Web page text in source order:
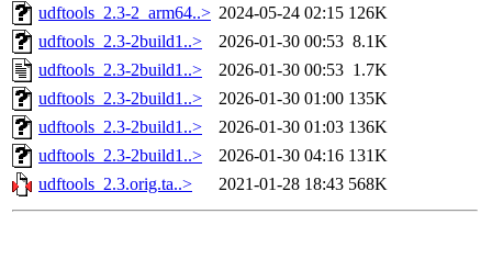
udftools_2.3-2_arm64..> 2024-05-24 02:15 126K
udftools_2.3-2build1..>
2026-01-30 00:53 8.1K
udftools_2.3-2build1..>
2026-01-30 00:53 1.7K
udftools_2.3-2build1..>
2026-01-30 01:00 135K
udftools_2.3-2build1..>
2026-01-30 01:03 136K
udftools_2.3-2build1..>
2026-01-30 04:16 131K
udftools_2.3.orig.ta..>
2021-01-28 18:43 568K